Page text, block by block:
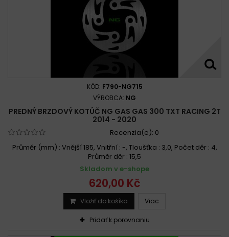
KÓD: F790-NG715
VÝROBCA: NG
PREDNÝ BRZDOVÝ KOTÚČ NG GAS GAS 300 TXT RACING 2T
2014 - 2020
Recenzia(e): 0
Průměr (mm) : Vnější 185, Vnitřní : -, Tloušťka : 3,0, Počet děr : 4,
Průměr děr : 15,5
Skladom v e-shope
620,00 Kč
Vložiť do košíka Viac
Pridať k porovnaniu